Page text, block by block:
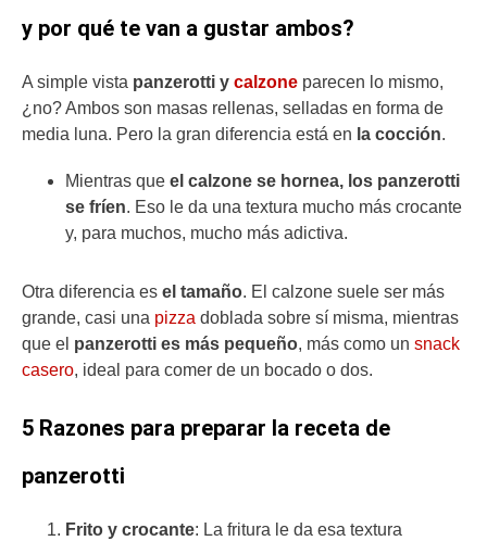
y por qué te van a gustar ambos?
A simple vista panzerotti y calzone parecen lo mismo,
¿no? Ambos son masas rellenas, selladas en forma de
media luna. Pero la gran diferencia está en la cocción.
Mientras que el calzone se hornea, los panzerotti
se fríen. Eso le da una textura mucho más crocante
y, para muchos, mucho más adictiva.
Otra diferencia es el tamaño. El calzone suele ser más
grande, casi una pizza doblada sobre sí misma, mientras
que el panzerotti es más pequeño, más como un snack
casero, ideal para comer de un bocado o dos.
5 Razones para preparar la receta de
panzerotti
Frito y crocante: La fritura le da esa textura